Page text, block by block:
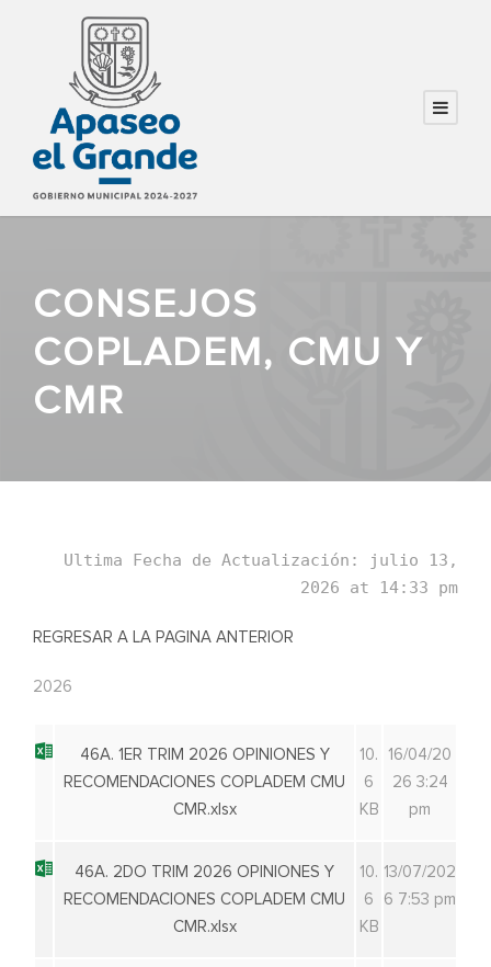
CONSEJOS
COPLADEM, CMU Y
CMR
Ultima Fecha de Actualización: julio 13,
2026 at 14:33 pm
REG RESAR A LA PAGINA ANTERIOR
2026
46A. 1ER TRIM 2026 OPINIONES Y
RECOMENDACIONES COPLADEM CMU
CMR.xlsx
10.
6
KB
16/04/20
26 3:24
pm
46A. 2DO TRIM 2026 OPINIONES Y
RECOMENDACIONES COPLADEM CMU
CMR.xlsx
10.
6
KB
13/07/202
6 7:53 pm